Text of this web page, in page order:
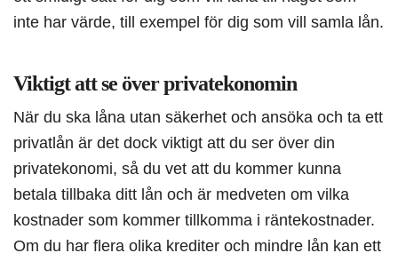
inte har värde, till exempel för dig som vill samla lån.
Viktigt att se över privatekonomin
När du ska låna utan säkerhet och ansöka och ta ett
privatlån är det dock viktigt att du ser över din
privatekonomi, så du vet att du kommer kunna
betala tillbaka ditt lån och är medveten om vilka
kostnader som kommer tillkomma i räntekostnader.
Om du har flera olika krediter och mindre lån kan ett